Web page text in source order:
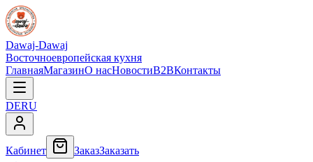
Dawaj-Dawaj
Восточноевропейская кухня
ГлавнаяМагазинО насНовостиB2BКонтакты
DERU
Кабинет ЗаказЗаказать